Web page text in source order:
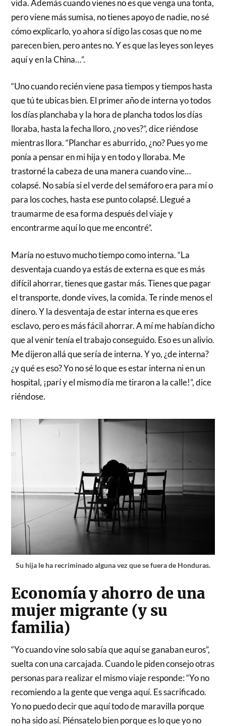
vida. Además cuando vienes no es que venga una tonta,
pero viene más sumisa, no tienes apoyo de nadie, no sé
cómo explicarlo, yo ahora sí digo las cosas que no me
parecen bien, pero antes no. Y es que las leyes son leyes
aquí y en la China…”.
“Uno cuando recién viene pasa tiempos y tiempos hasta
que tú te ubicas bien. El primer año de interna yo todos
los días planchaba y la hora de plancha todos los días
lloraba, hasta la fecha lloro, ¿no ves?”, dice riéndose
mientras llora. “Planchar es aburrido, ¿no? Pues yo me
ponía a pensar en mi hija y en todo y lloraba. Me
trastorné la cabeza de una manera cuando vine…
colapsé. No sabía si el verde del semáforo era para mí o
para los coches, hasta ese punto colapsé. Llegué a
traumarme de esa forma después del viaje y
encontrarme aquí lo que me encontré”.
María no estuvo mucho tiempo como interna. “La
desventaja cuando ya estás de externa es que es más
difícil ahorrar, tienes que gastar más. Tienes que pagar
el transporte, donde vives, la comida. Te rinde menos el
dinero. Y la desventaja de estar interna es que eres
esclavo, pero es más fácil ahorrar. A mí me habían dicho
que al venir tenía el trabajo conseguido. Eso es un alivio.
Me dijeron allá que sería de interna. Y yo, ¿de interna?
¿y qué es eso? Yo no sé lo que es estar interna ni en un
hospital, ¡parí y el mismo día me tiraron a la calle!”, dice
riéndose.
Su hija le ha recriminado alguna vez que se fuera de Honduras.
Economía y ahorro de una
mujer migrante (y su
familia)
“Yo cuando vine solo sabía que aquí se ganaban euros”,
suelta con una carcajada. Cuando le piden consejo otras
personas para realizar el mismo viaje responde: “Yo no
recomiendo a la gente que venga aquí. Es sacrificado.
Yo no puedo decir que aquí todo de maravilla porque
no ha sido así. Piénsatelo bien porque es lo que yo no